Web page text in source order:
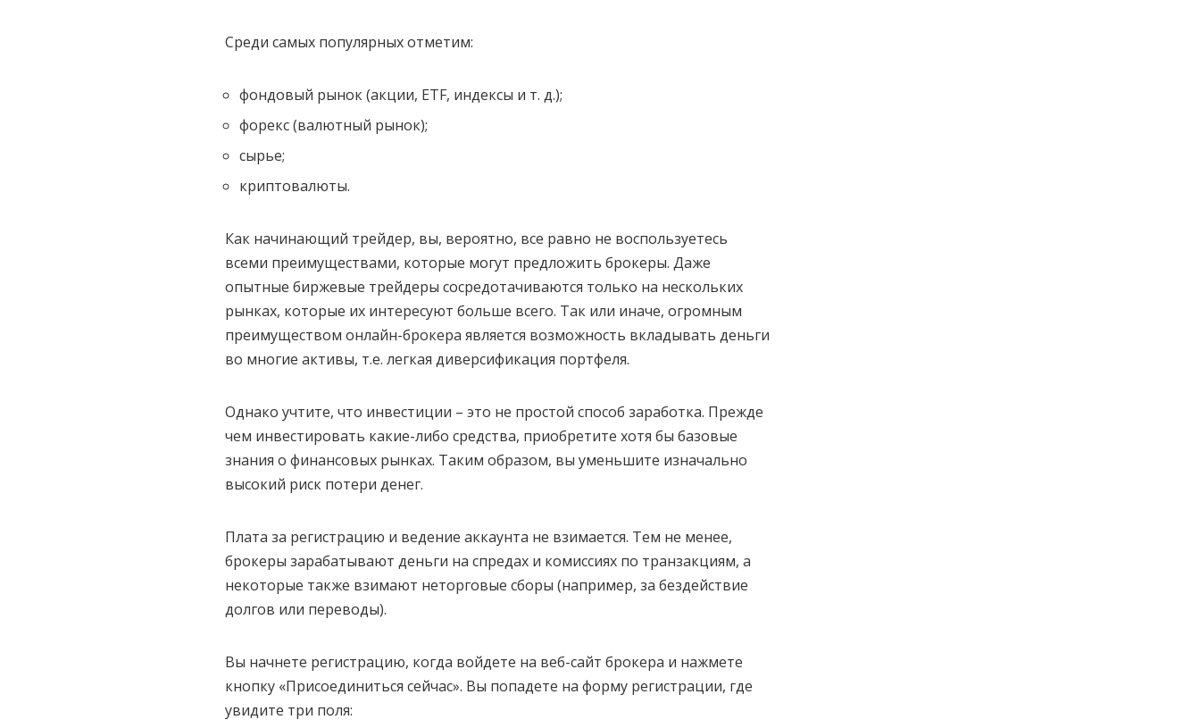
Среди самых популярных отметим:
фондовый рынок (акции, ETF, индексы и т. д.);
форекс (валютный рынок);
сырье;
криптовалюты.
Как начинающий трейдер, вы, вероятно, все равно не воспользуетесь
всеми преимуществами, которые могут предложить брокеры. Даже
опытные биржевые трейдеры сосредотачиваются только на нескольких
рынках, которые их интересуют больше всего. Так или иначе, огромным
преимуществом онлайн-брокера является возможность вкладывать деньги
во многие активы, т.е. легкая диверсификация портфеля.
Однако учтите, что инвестиции – это не простой способ заработка. Прежде
чем инвестировать какие-либо средства, приобретите хотя бы базовые
знания о финансовых рынках. Таким образом, вы уменьшите изначально
высокий риск потери денег.
Плата за регистрацию и ведение аккаунта не взимается. Тем не менее,
брокеры зарабатывают деньги на спредах и комиссиях по транзакциям, а
некоторые также взимают неторговые сборы (например, за бездействие
долгов или переводы).
Вы начнете регистрацию, когда войдете на веб-сайт брокера и нажмете
кнопку «Присоединиться сейчас». Вы попадете на форму регистрации, где
увидите три поля: